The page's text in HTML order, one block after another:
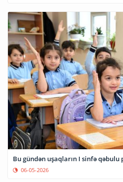
Bu gündən uşaqların I sinfə qəbulu
06-05-2026